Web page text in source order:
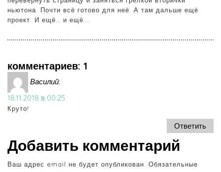
ньютона. Почти всё готово для неё. А там дальше ещё
проект. И ещё… и ещё….
комментариев: 1
Василий:
18.11.2018 в 00:25
Круто!
Ответить
Добавить комментарий
Ваш адрес email не будет опубликован.
Обязательные